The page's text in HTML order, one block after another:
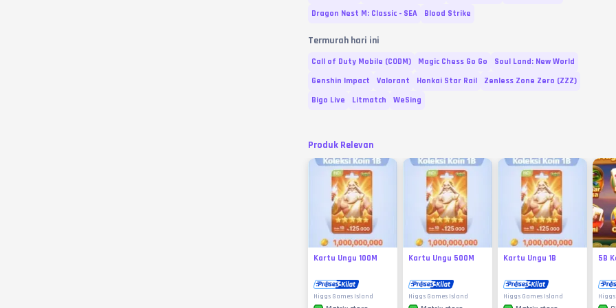
Dragon Nest M: Classic - SEA
Blood Strike
Termurah hari ini
Call of Duty Mobile (CODM) Magic Chess Go Go
Soul Land: New World
Genshin Impact
Valorant Honkai Star Rail
Zenless Zone Zero (ZZZ)
Bigo Live
Litmatch WeSing
Produk Relevan
Kartu Ungu 100M
Higgs Games Island
Kartu Ungu 500M
Higgs Games Island
Kartu Ungu 1B
Higgs Games Island
5B
Higgs